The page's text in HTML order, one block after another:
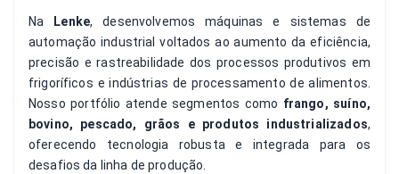
Na
Lenke, desenvolvemos máquinas e sistemas de
automação industrial voltados ao aumento da eficiência,
precisão e rastreabilidade dos processos produtivos em
frigoríficos e indústrias de processamento de alimentos.
Nosso portfólio atende segmentos como frango, suíno,
bovino, pescado, grãos e produtos industrializados,
oferecendo tecnologia robusta e integrada para os
desafios da linha de produção.